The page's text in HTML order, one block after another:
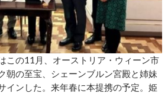
この11月、オーストリア・ウィーン市
朝の至宝、シェーンブルン宮殿と姉妹
インした。来年春に本提携の予定。姫